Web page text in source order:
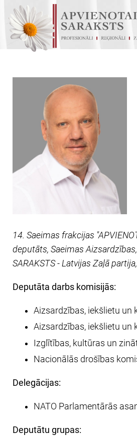
14. Saeimas frakcijas
deputāts, Saeimas
SARAKSTS - Latvijas Zaļā
Deputāta darbs komisijās:
Aizsardzības, iekšlietu un
Aizsardzības, iekšlietu
Izglītības, kultūras un
Nacionālās drošības
Delegācijas:
NATO Parlamentārās
Deputātu grupas: